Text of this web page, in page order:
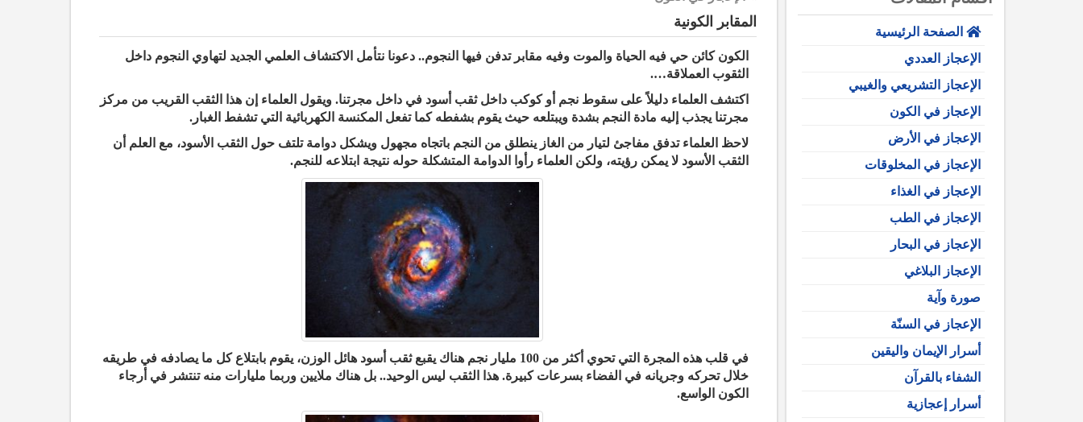
الصفحة الرئيسية
الإعجاز العددي
الإعجاز التشريعي والغيبي
الإعجاز في الكون
الإعجاز في الأرض
الإعجاز في المخلوقات
الإعجاز في الغذاء
الإعجاز في الطب
الإعجاز في البحار
الإعجاز البلاغي
صورة وآية
الإعجاز في السنّة
أسرار الإيمان واليقين
الشفاء بالقرآن
أسرار إعجازية
المقابر الكونية
الكون كائن حي فيه الحياة والموت وفيه مقابر تدفن فيها النجوم.. دعونا نتأمل الاكتشاف العلمي الجديد لتهاوي النجوم داخل
الثقوب العملاقة….
اكتشف العلماء دليلاً على سقوط نجم أو كوكب داخل ثقب أسود في داخل مجرتنا. ويقول العلماء إن هذا الثقب القريب من مركز
مجرتنا يجذب إليه مادة النجم بشدة ويبتلعه حيث يقوم بشفطه كما تفعل المكنسة الكهربائية التي تشفط الغبار.
لاحظ العلماء تدفق مفاجئ لتيار من الغاز ينطلق من النجم باتجاه مجهول ويشكل دوامة تلتف حول الثقب الأسود، مع العلم أن
الثقب الأسود لا يمكن رؤيته، ولكن العلماء رأوا الدوامة المتشكلة حوله نتيجة ابتلاعه للنجم.
في قلب هذه المجرة التي تحوي أكثر من 100 مليار نجم هناك يقبع ثقب أسود هائل الوزن، يقوم بابتلاع كل ما يصادفه في طريقه
خلال تحركه وجريانه في الفضاء بسرعات كبيرة. هذا الثقب ليس الوحيد.. بل هناك ملايين وربما مليارات منه تنتشر في أرجاء
الكون الواسع.